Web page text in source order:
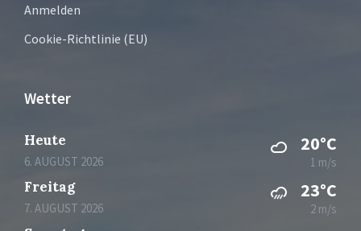
Anmelden
Cookie-Richtlinie (EU)
Wetter
Heute
6. AUGUST 2026
20°C
1 m/s
Freitag
7. AUGUST 2026
23°C
2 m/s